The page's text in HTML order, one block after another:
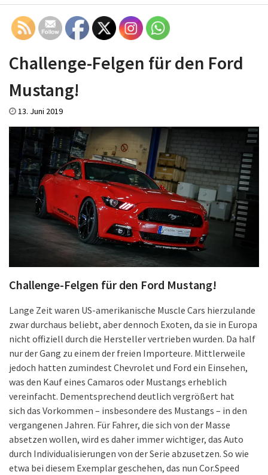
Challenge-Felgen für den Ford
Mustang!
13. Juni 2019
Challenge-Felgen für den Ford Mustang!
Lange Zeit waren US-amerikanische Muscle Cars hierzulande
zwar durchaus beliebt, aber dennoch Exoten, da sie in Europa
nicht offiziell durch die Hersteller vertrieben wurden. Da half
nur der Gang zu einem der freien Importeure. Mittlerweile
jedoch hatten zumindest Chevrolet und Ford ein Einsehen,
was den Kauf eines Camaros oder Mustangs erheblich
vereinfacht. Dementsprechend deutlich vergrößert hat
sich das Vorkommen – insbesondere des Mustangs – in den
vergangenen Jahren. Für Fahrer, die sich von der Masse
absetzen wollen, wird es daher immer wichtiger, das Auto
durch Individualisierungen von der Serie abzusetzen. So wie
etwa bei diesem Exemplar geschehen, das nun Cor.Speed